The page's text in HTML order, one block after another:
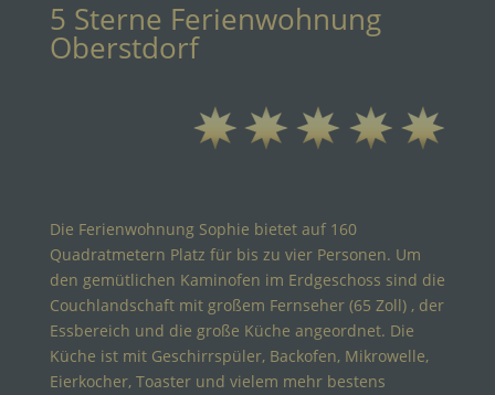
5 Sterne Ferienwohnung
Oberstdorf
Die Ferienwohnung Sophie bietet auf 160
Quadratmetern Platz für bis zu vier Personen. Um
den gemütlichen Kaminofen im Erdgeschoss sind die
Couchlandschaft mit großem Fernseher (65 Zoll) , der
Essbereich und die große Küche angeordnet. Die
Küche ist mit Geschirrspüler, Backofen, Mikrowelle,
Eierkocher, Toaster und vielem mehr bestens